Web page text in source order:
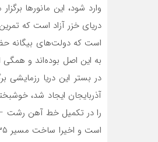
وارد شود، این مانورها
دریای خزر آزاد است که
است که دولت‌های بیگانه
به این اصل بوده‌اند و
در بستر این دریا رزمایشی
آذربایجان ایجاد شد،
را در تکمیل خط آهن رشت –